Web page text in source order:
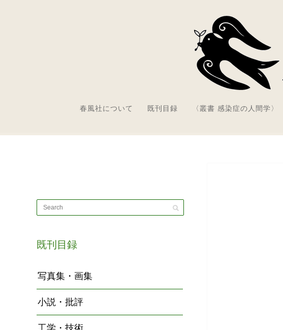
春風社について 既刊目録 〈叢書 感染症の人間学〉
既刊目録
写真集・画集
小説・批評
工学・技術